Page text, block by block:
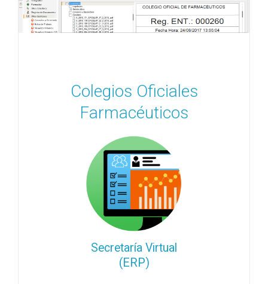
Colegios Oficiales
Farmacéuticos
Secretaría Virtual
(ERP)